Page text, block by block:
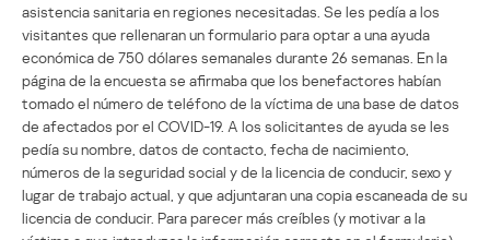
asistencia sanitaria en regiones necesitadas. Se les pedía a los
visitantes que rellenaran un formulario para optar a una ayuda
económica de 750 dólares semanales durante 26 semanas. En la
página de la encuesta se afirmaba que los benefactores habían
tomado el número de teléfono de la víctima de una base de datos
de afectados por el COVID-19. A los solicitantes de ayuda se les
pedía su nombre, datos de contacto, fecha de nacimiento,
números de la seguridad social y de la licencia de conducir, sexo y
lugar de trabajo actual, y que adjuntaran una copia escaneada de su
licencia de conducir. Para parecer más creíbles (y motivar a la